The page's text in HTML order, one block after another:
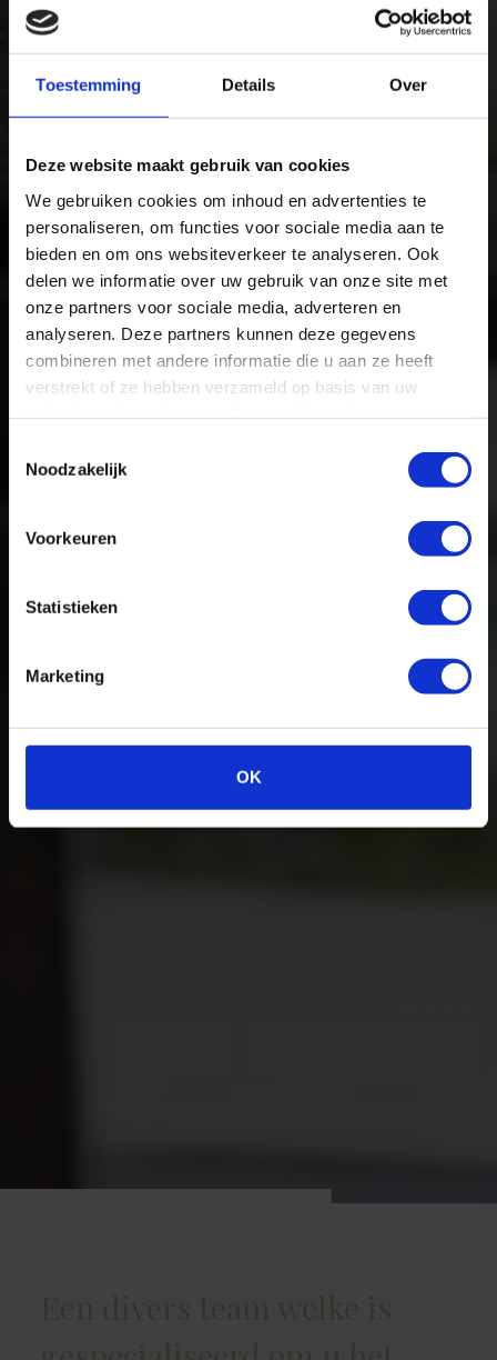
Toestemming Details Over
Deze website maakt gebruik van cookies
We gebruiken cookies om inhoud en advertenties te
personaliseren, om functies voor sociale media aan te
bieden en om ons websiteverkeer te analyseren. Ook
delen we informatie over uw gebruik van onze site met
onze partners voor sociale media, adverteren en
analyseren. Deze partners kunnen deze gegevens
combineren met andere informatie die u aan ze heeft
verstrekt of ze hebben verzameld op basis van uw
Noodzakelijk
Voorkeuren
Statistieken
Marketing
OK